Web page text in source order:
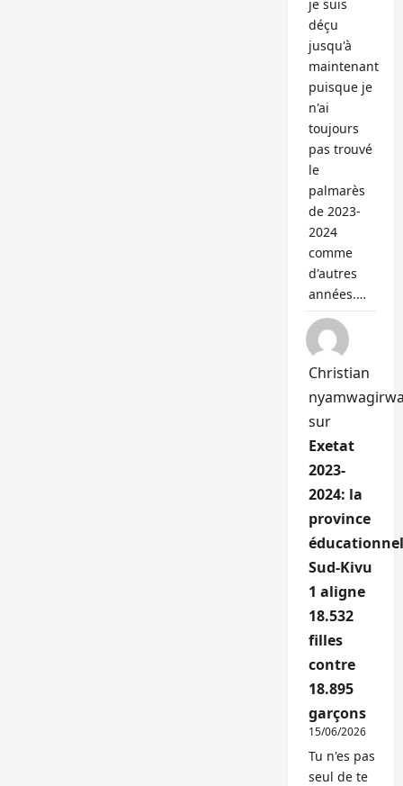
je suis
déçu
jusqu'à
maintenant
puisque je
n'ai
toujours
pas trouvé
le
palmarès
de 2023-
2024
comme
d'autres
années.…
Christian
sur
Exetat
2023-
2024: la
province
Sud-Kivu
1 aligne
18.532
filles
contre
18.895
garçons
15/06/2026
Tu n'es pas
seul de te